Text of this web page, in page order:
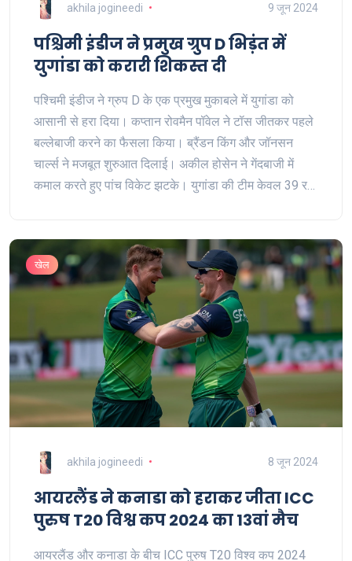
akhila jogineedi 9 जून 2024
पश्चिमी इंडीज ने प्रमुख ग्रुप D भिड़ंत में
युगांडा को करारी शिकस्त दी
पश्चिमी इंडीज ने ग्रुप D के एक प्रमुख मुकाबले में युगांडा को
आसानी से हरा दिया। कप्तान रोवमैन पॉवेल ने टॉस जीतकर पहले
बल्लेबाजी करने का फैसला किया। ब्रैंडन किंग और जॉनसन
चार्ल्स ने मजबूत शुरुआत दिलाई। अकील होसेन ने गेंदबाजी में
कमाल करते हुए पांच विकेट झटके। युगांडा की टीम केवल 39 रन
खेल
akhila jogineedi 8 जून 2024
आयरलैंड ने कनाडा को हराकर जीता ICC
पुरुष T20 विश्व कप 2024 का 13वां मैच
आयरलैंड और कनाडा के बीच ICC पुरुष T20 विश्व कप 2024